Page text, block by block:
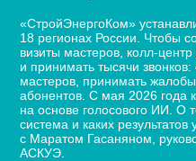
«СтройЭнергоКом»
18 регионах России. Чтобы
визиты мастеров, колл-
и принимать тысячи
мастеров, принимать
абонентов. С мая 2026 года
на основе голосового ИИ. О
система и каких
с Маратом Гасаняном,
АСКУЭ.